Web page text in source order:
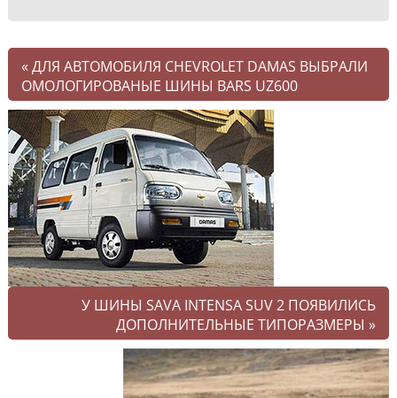
« ДЛЯ АВТОМОБИЛЯ CHEVROLET DAMAS ВЫБРАЛИ
ОМОЛОГИРОВАНЫЕ ШИНЫ BARS UZ600
У ШИНЫ SAVA INTENSA SUV 2 ПОЯВИЛИСЬ
ДОПОЛНИТЕЛЬНЫЕ ТИПОРАЗМЕРЫ »